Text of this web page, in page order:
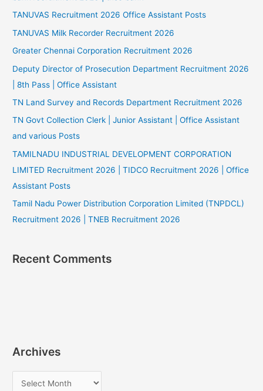
TANUVAS Recruitment 2026 Office Assistant Posts
TANUVAS Milk Recorder Recruitment 2026
Greater Chennai Corporation Recruitment 2026
Deputy Director of Prosecution Department Recruitment 2026
| 8th Pass | Office Assistant
TN Land Survey and Records Department Recruitment 2026
TN Govt Collection Clerk | Junior Assistant | Office Assistant
and various Posts
TAMILNADU INDUSTRIAL DEVELOPMENT CORPORATION
LIMITED Recruitment 2026 | TIDCO Recruitment 2026 | Office
Assistant Posts
Tamil Nadu Power Distribution Corporation Limited (TNPDCL)
Recruitment 2026 | TNEB Recruitment 2026
Recent Comments
Archives